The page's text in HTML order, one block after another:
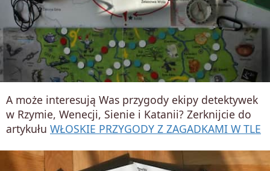
A może interesują Was przygody ekipy detektywek
w Rzymie, Wenecji, Sienie i Katanii? Zerknijcie do
artykułu WŁOSKIE PRZYGODY Z ZAGADKAMI W TLE